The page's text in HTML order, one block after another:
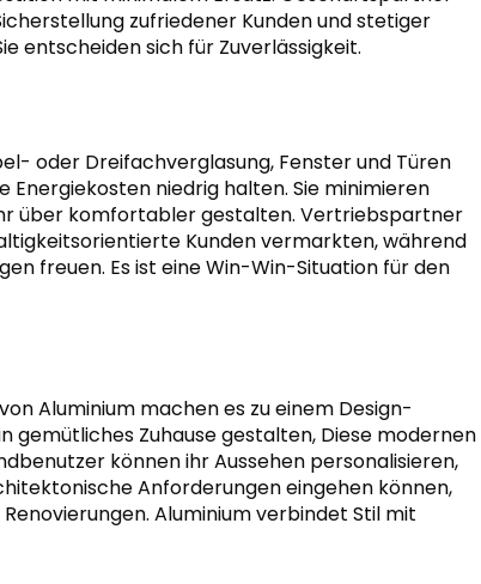
zufriedener Kunden und stetiger
entscheiden sich für Zuverlässigkeit.
oder Dreifachverglasung, Fenster und Türen
Energiekosten niedrig halten. Sie minimieren
über komfortabler gestalten. Vertriebspartner
Kunden vermarkten, während
freuen. Es ist eine Win-Win-Situation für den
Aluminium machen es zu einem Design-
gemütliches Zuhause gestalten, Diese modernen
können ihr Aussehen personalisieren,
Anforderungen eingehen können,
Aluminium verbindet Stil mit